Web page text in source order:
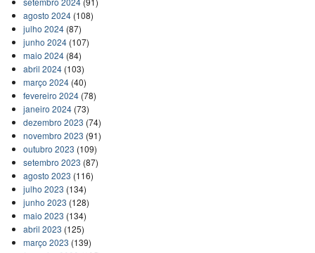
agosto 2024(108)
julho 2024(87)
junho 2024(107)
maio 2024(84)
abril 2024(103)
março 2024(40)
fevereiro 2024(78)
janeiro 2024(73)
dezembro 2023 (74)
novembro 2023 (91)
outubro 2023 (109)
setembro 2023 (87)
agosto 2023 (116)
julho 2023 (134)
junho 2023 (128)
maio 2023 (134)
abril 2023 (125)
março 2023 (139)